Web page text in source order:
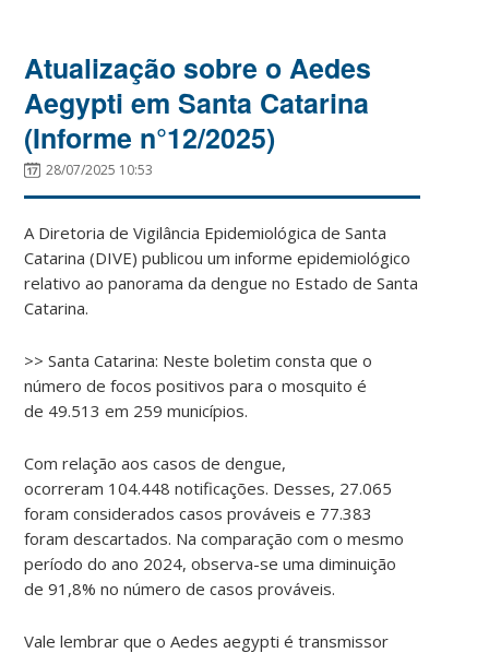
Atualização sobre o Aedes
Aegypti em Santa Catarina
(Informe n°12/2025)
28/07/2025 10:53
A Diretoria de Vigilância Epidemiológica de Santa
Catarina (DIVE) publicou um informe epidemiológico
relativo ao panorama da dengue no Estado de Santa
Catarina.
>> Santa Catarina: Neste boletim consta que o
número de focos positivos para o mosquito é
de 49.513 em 259 municípios.
Com relação aos casos de dengue,
ocorreram 104.448 notificações. Desses, 27.065
foram considerados casos prováveis e 77.383
foram descartados. Na comparação com o mesmo
período do ano 2024, observa-se uma diminuição
de 91,8% no número de casos prováveis.
Vale lembrar que o Aedes aegypti é transmissor